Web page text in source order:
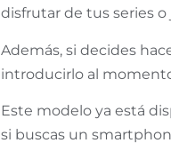
disfrutar de tus series
Además, si decides
introducirlo al
Este modelo ya está
si buscas un